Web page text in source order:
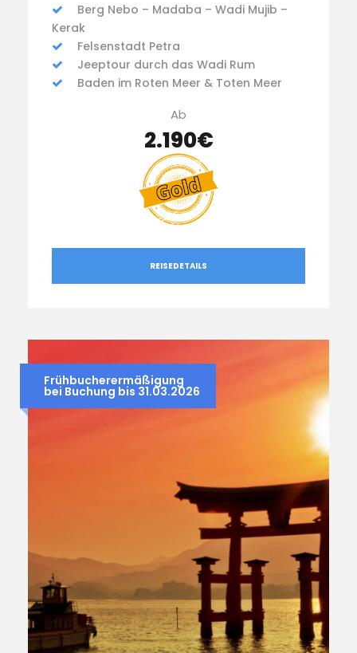
Berg Nebo – Madaba – Wadi Mujib –
Kerak
Felsenstadt Petra
Jeeptour durch das Wadi Rum
Baden im Roten Meer & Toten Meer
Ab
2.190€
REISEDETAILS
Frühbucherermäßigung
bei Buchung bis 31.03.2026